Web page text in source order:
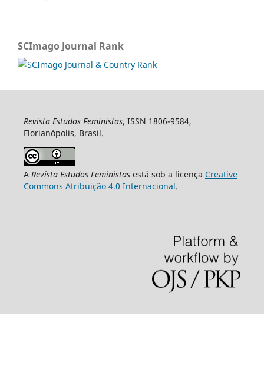
SCImago Journal Rank
Revista Estudos Feministas, ISSN 1806-9584,
Florianópolis, Brasil.
A Revista Estudos Feministasestá sob a licença Creative
Commons Atribuição 4.0 Internacional.